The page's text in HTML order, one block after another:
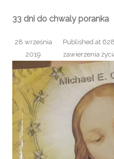
33 dni do chwaly poranka
Published
28 września
2019
at
zawierzenia